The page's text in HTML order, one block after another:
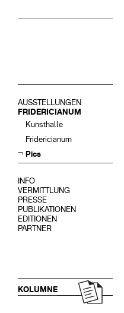
AUSSTELLUNGEN
FRIDERICIANUM
Kunsthalle
Fridericianum
Pics
INFO
VERMITTLUNG
PRESSE
PUBLIKATIONEN
EDITIONEN
PARTNER
KOLUMNE